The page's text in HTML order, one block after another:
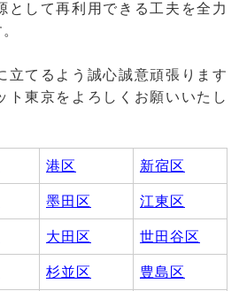
として再利用できる工夫を全力
立てるよう誠心誠意頑張ります
ト東京をよろしくお願いいたし
港区 新宿区
墨田区 江東区
大田区 世田谷区
杉並区 豊島区